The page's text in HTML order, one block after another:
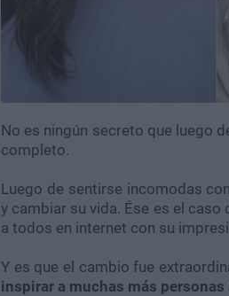
No es ningún secreto que luego
completo.
Luego de sentirse incomodas
y cambiar su vida. Ése es el caso
a todos en internet con su
Y es que el cambio fue
inspirar a muchas más personas